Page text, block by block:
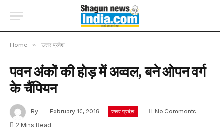
Home » उत्तर प्रदेश
पवन अंकों की होड़ में अव्वल, बने ओपन वर्ग
के चैंपियन
By February 10, 2019 उत्तर प्रदेश
No Comments
2 Mins Read